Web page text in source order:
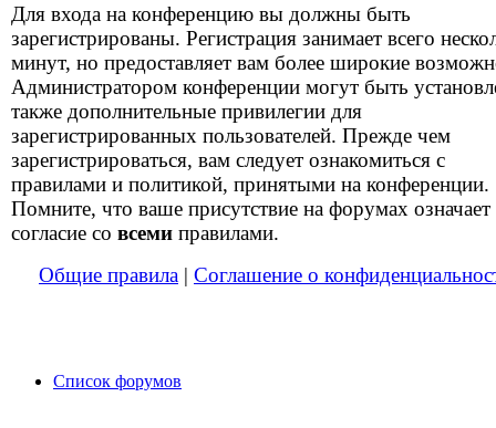
Для входа на конференцию вы должны быть
зарегистрированы. Регистрация занимает всего
минут, но предоставляет вам более широкие
Администратором конференции могут быть
также дополнительные привилегии для
зарегистрированных пользователей. Прежде чем
зарегистрироваться, вам следует ознакомиться с
правилами и политикой, принятыми на конференции.
Помните, что ваше присутствие на форумах означает
согласие со всеми правилами.
Общие правила | Соглашение о
Список форумов